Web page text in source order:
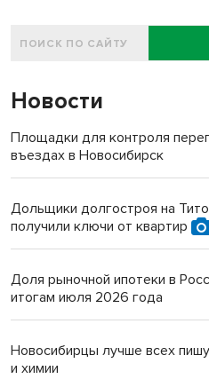
Новости
Площадки для контроля
въездах в Новосибирск
Дольщики долгостроя на
получили ключи от квартир
Доля рыночной ипотеки в
итогам июля 2026 года
Новосибирцы лучше всех
и химии